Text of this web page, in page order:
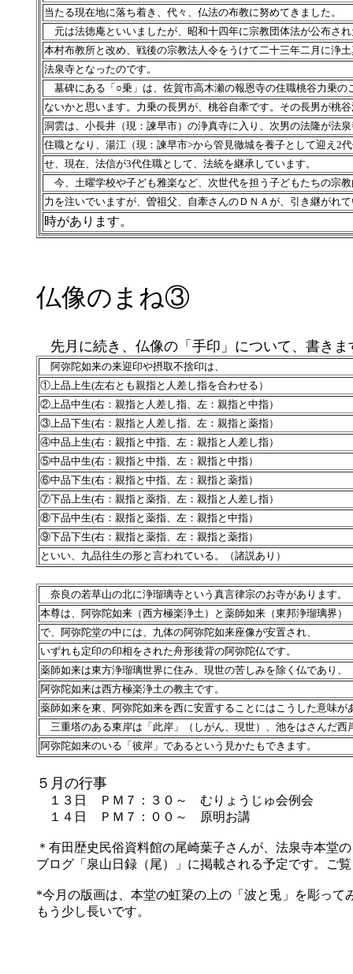
当たる現在地に落ち着き、代々、仏法の布教に努めてきました。
元は法徳庵といいましたが、昭和十四年に宗教団体法が公布さ
本村布教所と改め、戦後の宗教法人令をうけて二十三年二月に浄
法泉寺となったのです。
墓碑にある「○乗」は、佐賀市高木瀬の報恩寺の住職桃谷力乗の
ないかと思います。力乗の長男が、桃谷自牽です。その長男が桃
洞雲は、小長井（現：諫早市）の浄真寺に入り、次男の法隆が法
住職となり、湯江（現：諫早市>から管見徹城を養子として迎え2
せ、現在、法信が3代住職として、法統を継承しています。
今、土曜学校や子ども雅楽など、次世代を担う子どもたちの宗
力を注いでいますが、曽祖父、自牽さんのＤＮＡが、引き継がれ
時があります。
仏像のまね③
先月に続き、仏像の「手印」について、書きま
阿弥陀如来の来迎印や摂取不捨印は、
①上品上生(左右とも親指と人差し指を合わせる）
②上品中生(右：親指と人差し指、左：親指と中指）
③上品下生(右：親指と人差し指、左：親指と薬指）
④中品上生(右：親指と中指、左：親指と人差し指）
⑤中品中生(右：親指と中指、左：親指と中指）
⑥中品下生(右：親指と中指、左：親指と薬指）
⑦下品上生(右：親指と薬指、左：親指と人差し指）
⑧下品中生(右：親指と薬指、左：親指と中指）
⑨下品下生(右：親指と薬指、左：親指と薬指）
といい、九品往生の形と言われている。（諸説あり）
奈良の若草山の北に浄瑠璃寺という真言律宗のお寺があります。
本尊は、阿弥陀如来（西方極楽浄土）と薬師如来（東邦浄瑠璃界）
で、阿弥陀堂の中には、九体の阿弥陀如来座像が安置され、
いずれも定印の印相をされた舟形後背の阿弥陀仏です。
薬師如来は東方浄瑠璃世界に住み、現世の苦しみを除く仏であり、
阿弥陀如来は西方極楽浄土の教主です。
薬師如来を東、阿弥陀如来を西に安置することにはこうした意味が
三重塔のある東岸は「此岸」（しがん、現世）、池をはさんだ西
阿弥陀如来のいる「彼岸」であるという見かたもできます。
５月の行事
１３日 ＰＭ７：３０～ むりょうじゅ会例会
１４日 ＰＭ７：００～ 原明お講
＊有田歴史民俗資料館の尾崎葉子さんが、法泉寺本堂
ブログ「泉山日録（尾）」に掲載される予定です。ご
*今月の版画は、本堂の虹簗の上の「波と兎」を彫って
もう少し長いです。